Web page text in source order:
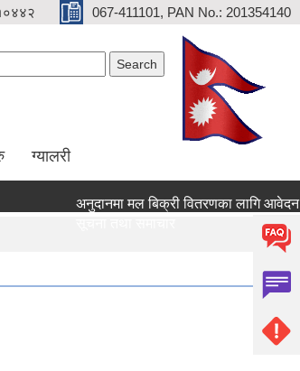
067-411101, PAN No.: 201354140
ग्यालरी
अनुदानमा मल बिक्री वितरणका लागि आवेदन दिने